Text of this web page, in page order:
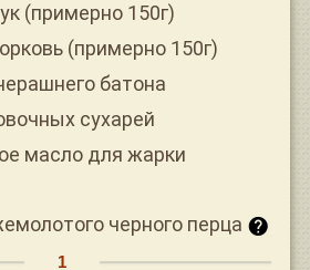
(примерно 150г)
(примерно 150г)
батона
сухарей
масло для жарки
черного перца